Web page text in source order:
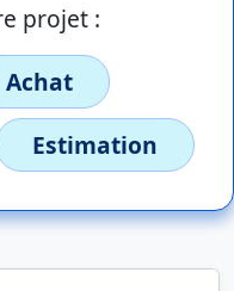
projet :
Achat
Estimation